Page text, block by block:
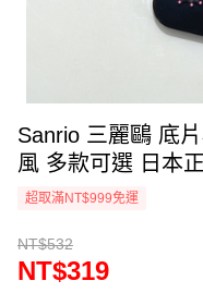
Sanrio 三麗鷗 底
風 多款可選 日本
超取滿NT$999免運
NT$532
NT$319